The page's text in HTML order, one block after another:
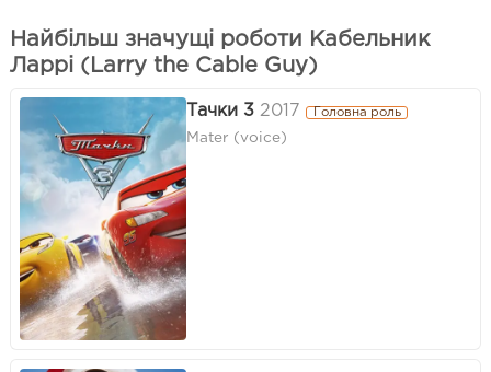
Найбільш значущі роботи Кабельник
Ларрі (Larry the Cable Guy)
Тачки 3 2017 Головна роль
Mater (voice)